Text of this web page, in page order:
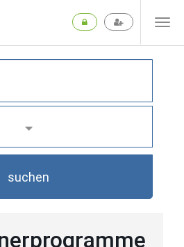
suchen